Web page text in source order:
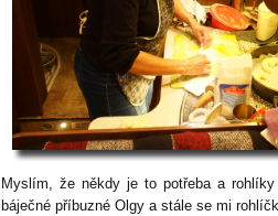
Myslím, že někdy je to potřeba a
báječné příbuzné Olgy a stále se mi